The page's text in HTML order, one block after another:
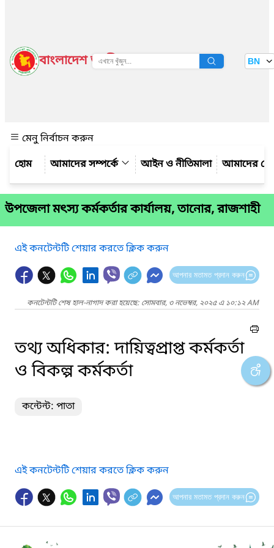
বাংলাদেশ জাতীয় তথ্য বাতায়ন BN
মেনু নির্বাচন করুন
আমাদের সম্পর্কে
আইন ও নীতিমালা আমাদের
উপজেলা মৎস্য কর্মকর্তার কার্যালয়, তানোর, রাজশাহী
এই কনটেন্টটি শেয়ার করতে ক্লিক করুন
আপনার মতামত প্রদান করুন
কনটেন্টটি শেষ হাল-নাগাদ করা হয়েছে: সোমবার, ৩ নভেম্বর, ২০২৫ এ ১০:১২ AM
তথ্য অধিকার: দায়িত্বপ্রাপ্ত কর্মকর্তা
ও বিকল্প কর্মকর্তা
কন্টেন্ট: পাতা
এই কনটেন্টটি শেয়ার করতে ক্লিক করুন
আপনার মতামত প্রদান করুন